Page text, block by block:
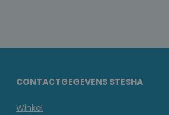
CONTACTGEGEVENS STESHA
Winkel